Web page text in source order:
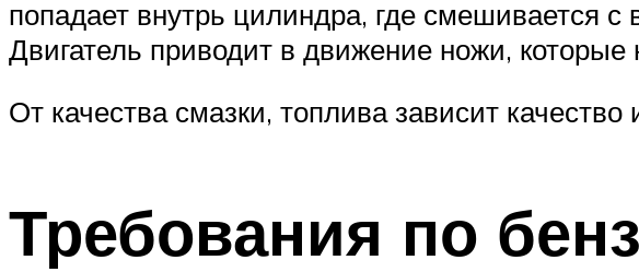
попадает внутрь цилиндра, где смешивается
Двигатель приводит в движение ножи, которые
От качества смазки, топлива зависит
Требования по